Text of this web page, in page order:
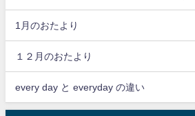
1月のおたより
１２月のおたより
every day と everyday の違い